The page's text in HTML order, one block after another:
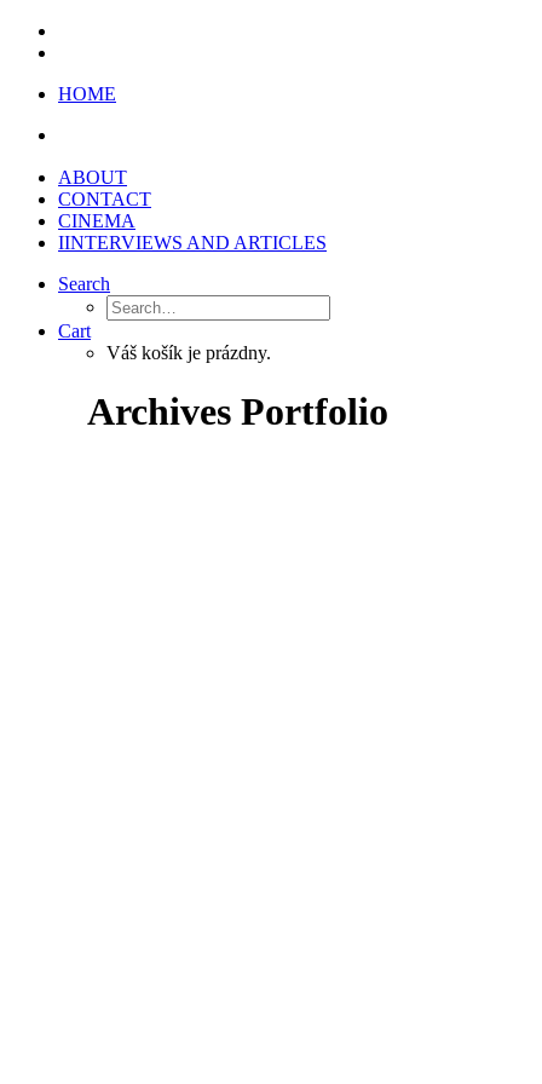
HOME
ABOUT
CONTACT
CINEMA
IINTERVIEWS AND ARTICLES
Search
Cart
Váš košík je prázdny.
Archives Portfolio